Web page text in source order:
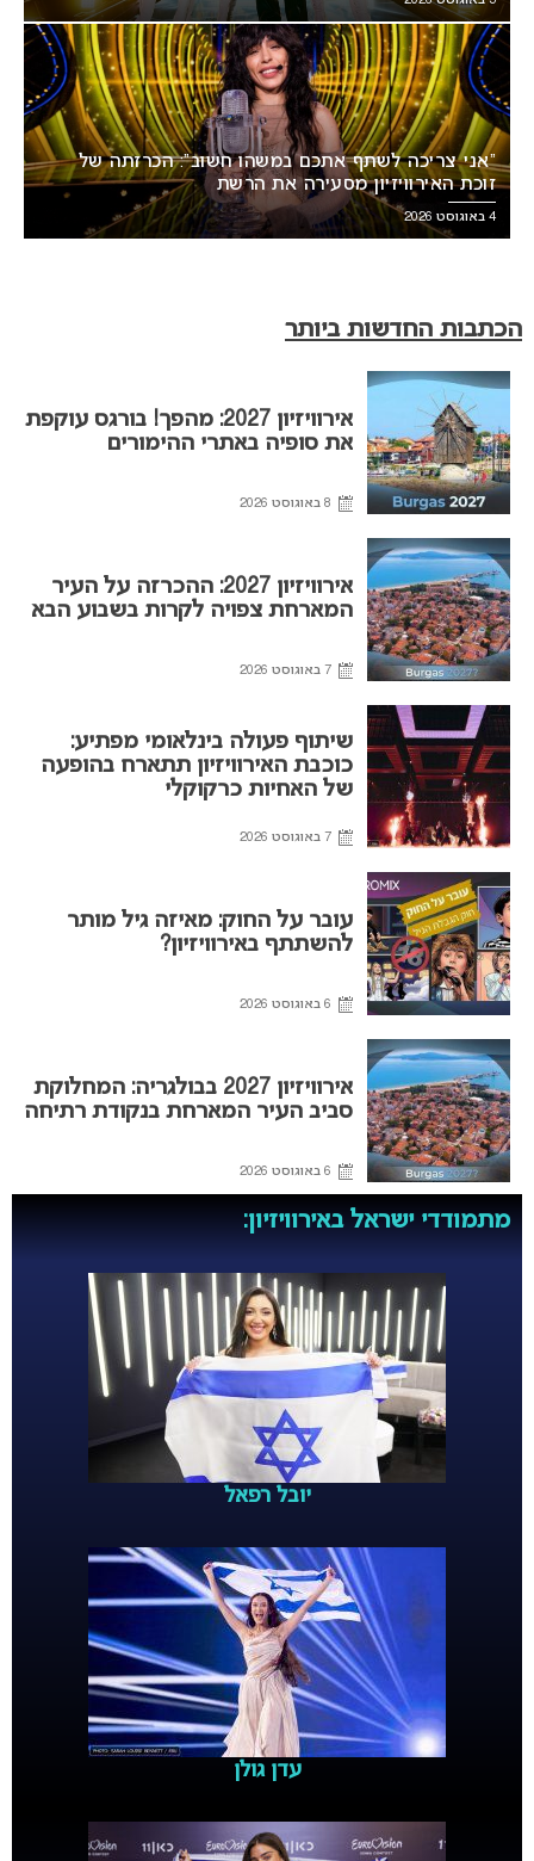
“אני צריכה לשתף אתכם במשהו חשוב”: הכרזתה של
זוכת האירוויזיון מסעירה את הרשת
4 באוגוסט 2026
הכתבות החדשות ביותר
אירוויזיון 2027: מהפך! בורגס עוקפת
את סופיה באתרי ההימורים
8 באוגוסט 2026
אירוויזיון 2027: ההכרזה על העיר
המארחת צפויה לקרות בשבוע הבא
7 באוגוסט 2026
שיתוף פעולה בינלאומי מפתיע:
כוכבת האירוויזיון תתארח בהופעה
של האחיות כרקוקלי
7 באוגוסט 2026
עובר על החוק: מאיזה גיל מותר
להשתתף באירוויזיון?
6 באוגוסט 2026
אירוויזיון 2027 בבולגריה: המחלוקת
סביב העיר המארחת בנקודת רתיחה
6 באוגוסט 2026
מתמודדי ישראל באירוויזיון:
יובל רפאל
עדן גולן